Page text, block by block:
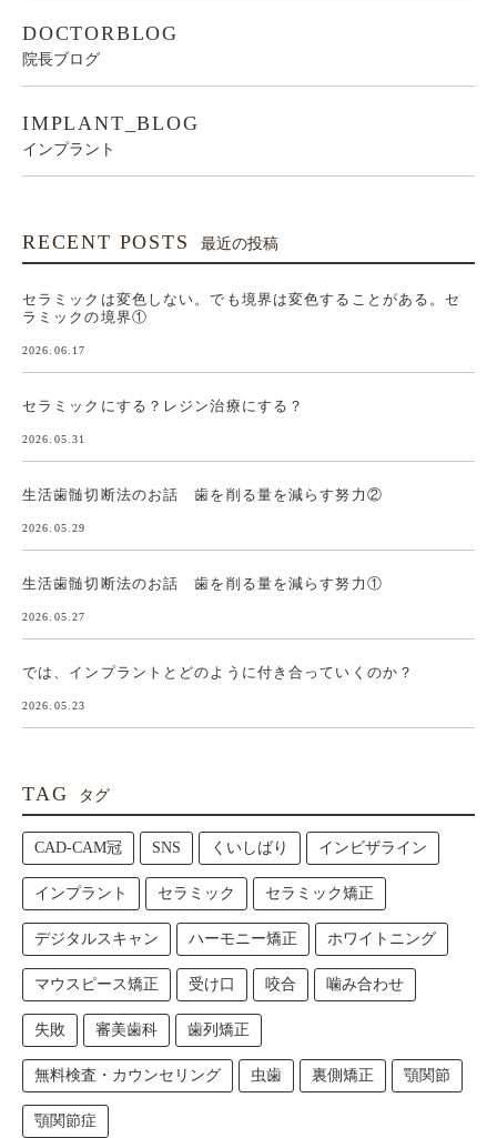
DOCTORBLOG
院長ブログ
IMPLANT_BLOG
インプラント
RECENT POSTS 最近の投稿
セラミックは変色しない。でも境界は変色することがある。セ
ラミックの境界①
2026.06.17
セラミックにする？レジン治療にする？
2026.05.31
生活歯髄切断法のお話 歯を削る量を減らす努力②
2026.05.29
生活歯髄切断法のお話 歯を削る量を減らす努力①
2026.05.27
では、インプラントとどのように付き合っていくのか？
2026.05.23
TAG タグ
CAD-CAM冠 SNS くいしばり インビザライン
インプラント セラミック セラミック矯正
デジタルスキャン ハーモニー矯正 ホワイトニング
マウスピース矯正 受け口 咬合 噛み合わせ
失敗 審美歯科 歯列矯正
無料検査・カウンセリング 虫歯 裏側矯正 顎関節
顎関節症